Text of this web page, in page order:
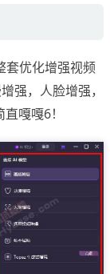
优化增强视频
强，人脸增强，
嘎嘎6！